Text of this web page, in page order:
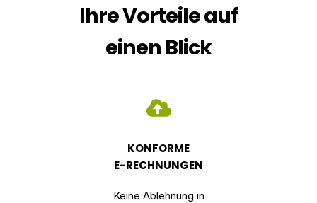
Ihre Vorteile auf
einen Blick
KONFORME
E-RECHNUNGEN
Keine Ablehnung in